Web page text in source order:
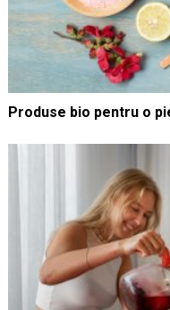
Produse bio pentru o